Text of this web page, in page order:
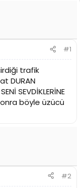
#1
trafik
DURAN
SEVDİKLERİNE
böyle üzücü
#2